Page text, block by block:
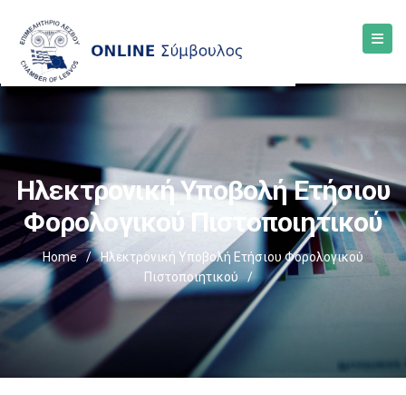
Ηλεκτρονική Υποβολή Ετήσιου
Φορολογικού Πιστοποιητικού
Home /
Ηλεκτρονική Υποβολή Ετήσιου Φορολογικού
Πιστοποιητικού
/